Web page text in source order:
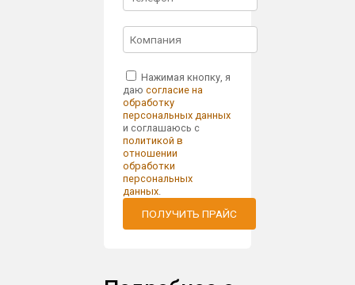
Нажимая кнопку, я
даюсогласие на
обработку
персональных данных
и соглашаюсь с
политикой в
отношении
обработки
персональных
данных
ПОЛУЧИТЬ ПРАЙС